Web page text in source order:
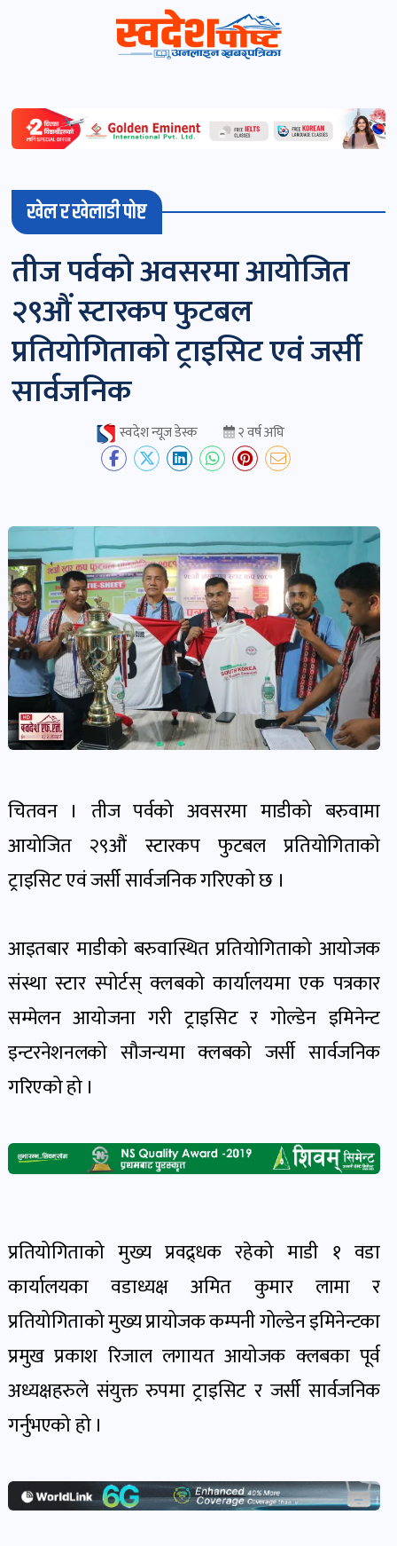
विशेष
माडी
(स्थानीय)
खबर
पोष्ट
चितवन
खबर
पोष्ट
विकास-
निर्माण
खबर
पोष्ट
कृषि
र
पोष्ट
खबर
शिक्षा
खबर
पोष्ट
बिपद-
पोष्ट
खेलाडी
पोष्ट
अपराध
खबर
पोष्ट
खबर
पोष्ट
खेल र खेलाडी पोष्ट
तीज पर्वको अवसरमा आयोजित
२९औं स्टारकप फुटबल
प्रतियोगिताको ट्राइसिट एवं जर्सी
सार्वजनिक
स्वदेश न्यूज डेस्क २ वर्ष अघि
चितवन । तीज पर्वको अवसरमा माडीको बरुवामा
आयोजित २९औं स्टारकप फुटबल प्रतियोगिताको
ट्राइसिट एवं जर्सी सार्वजनिक गरिएको छ ।
आइतबार माडीको बरुवास्थित प्रतियोगिताको आयोजक
संस्था स्टार स्पोर्टस् क्लबको कार्यालयमा एक पत्रकार
सम्मेलन आयोजना गरी ट्राइसिट र गोल्डेन इमिनेन्ट
इन्टरनेशनलको सौजन्यमा क्लबको जर्सी सार्वजनिक
गरिएको हो ।
प्रतियोगिताको मुख्य प्रवद्र्धक रहेको माडी १ वडा
कार्यालयका वडाध्यक्ष अमित कुमार लामा र
प्रतियोगिताको मुख्य प्रायोजक कम्पनी गोल्डेन इमिनेन्टका
प्रमुख प्रकाश रिजाल लगायत आयोजक क्लबका पूर्व
अध्यक्षहरुले संयुक्त रुपमा ट्राइसिट र जर्सी सार्वजनिक
गर्नुभएको हो ।